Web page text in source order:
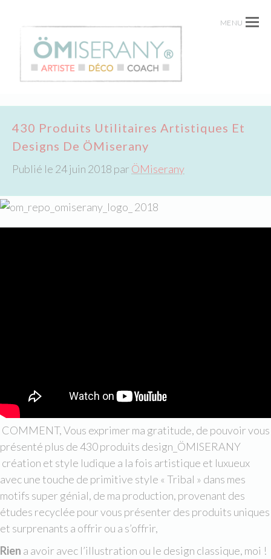
MENU
430 Produits Utilitaires Artistiques Et
Designs De ÖMiserany
Publié le 24 juin 2018 par ÖMiserany
COMMENT, Vous exprimer ma gratitude, de pouvoir vous
présenté plus de 430 produits design_ÖMISERANY
création et style ludique a la fois artistique et luxueux
avec une touche de primitive style « Tribal » dans mes
motifs super génial, de ma production, provenant des
études recyclée pour vous présenter des produits uniques
et surprenants a offrir ou a s’offrir,
Rien a avoir avec l’illustration ou le design classique, moi !